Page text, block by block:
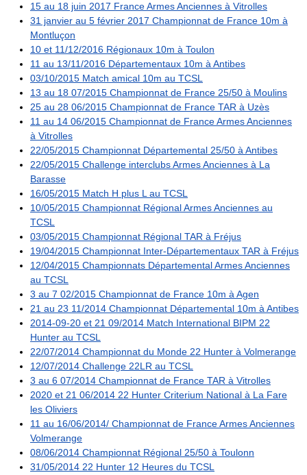
15 au 18 juin 2017 France Armes Anciennes à Vitrolles
31 janvier au 5 février 2017 Championnat de France 10m à
Montluçon
10 et 11/12/2016 Régionaux 10m à Toulon
11 au 13/11/2016 Départementaux 10m à Antibes
03/10/2015 Match amical 10m au TCSL
13 au 18 07/2015 Championnat de France 25/50 à Moulins
25 au 28 06/2015 Championnat de France TAR à Uzès
11 au 14 06/2015 Championnat de France Armes Anciennes
à Vitrolles
22/05/2015 Championnat Départemental 25/50 à Antibes
22/05/2015 Challenge interclubs Armes Anciennes à La
Barasse
16/05/2015 Match H plus L au TCSL
10/05/2015 Championnat Régional Armes Anciennes au
TCSL
03/05/2015 Championnat Régional TAR à Fréjus
19/04/2015 Championnat Inter-Départementaux TAR à Fréjus
12/04/2015 Championnats Départemental Armes Anciennes
au TCSL
3 au 7 02/2015 Championnat de France 10m à Agen
21 au 23 11/2014 Championnat Départemental 10m à Antibes
2014-09-20 et 21 09/2014 Match International BIPM 22
Hunter au TCSL
22/07/2014 Championnat du Monde 22 Hunter à Volmerange
12/07/2014 Challenge 22LR au TCSL
3 au 6 07/2014 Championnat de France TAR à Vitrolles
2020 et 21 06/2014 22 Hunter Criterium National à La Fare
les Oliviers
11 au 16/06/2014/ Championnat de France Armes Anciennes
Volmerange
08/06/2014 Championnat Régional 25/50 à Toulonn
31/05/2014 22 Hunter 12 Heures du TCSL